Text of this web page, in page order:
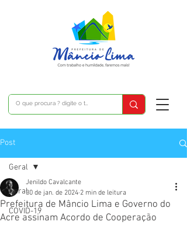
Post
Geral
COVID-19
Geral
Prefeitura de Mâncio Lima e Governo do
Acre assinam Acordo de Cooperação
Jenildo Cavalcante
30 de jan. de 2024 2 min de leitura